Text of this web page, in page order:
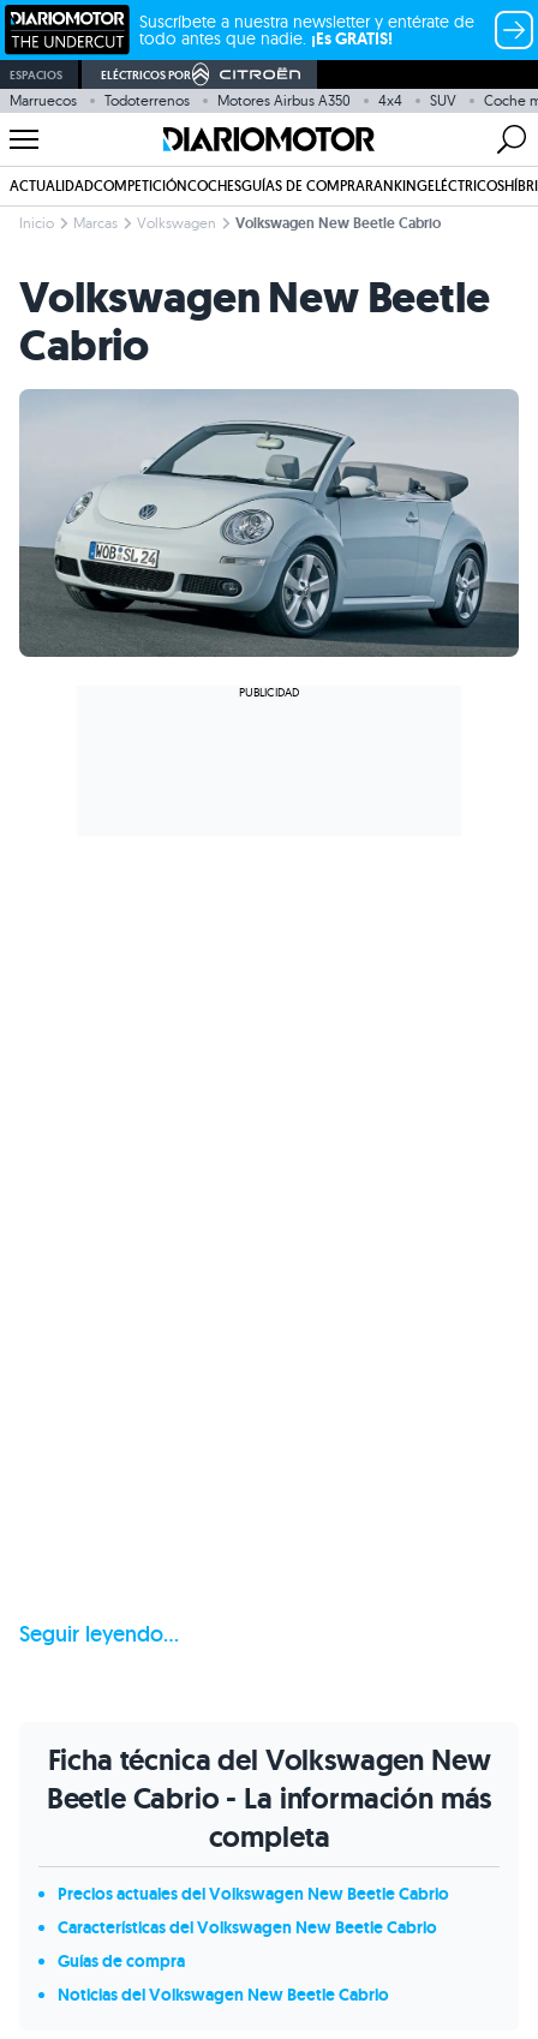
Suscríbete a nuestra newsletter y entérate de
todo antes que nadie. ¡Es GRATIS!
ESPACIOS ELÉCTRICOS POR
Marruecos Todoterrenos Motores Airbus A350 4x4 SUV Coche
ACTUALIDADCOMPETICIÓNCOCHESGUÍAS DE COMPRARANKINGELÉCTRICOS
Inicio Marcas Volkswagen Volkswagen New Beetle Cabrio
Volkswagen New Beetle
Cabrio
Seguir leyendo...
Ficha técnica del Volkswagen New
Beetle Cabrio - La información más
completa
Precios actuales del Volkswagen New Beetle Cabrio
Características del Volkswagen New Beetle Cabrio
Guías de compra
Noticias del Volkswagen New Beetle Cabrio